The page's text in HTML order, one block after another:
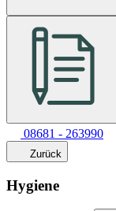
08681 - 263990
Zurück
Hygiene